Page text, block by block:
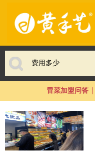
冒菜加盟问答